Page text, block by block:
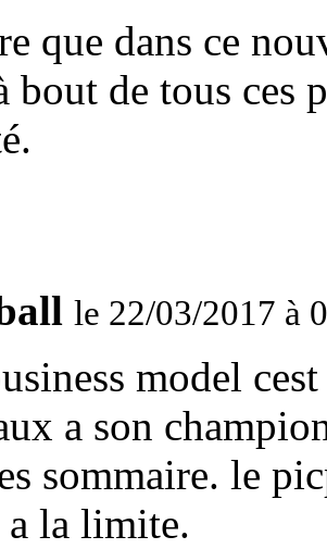
que dans ce
bout de tous ces
le 22/03/2017 à
model
a son
sommaire. le
la limite.